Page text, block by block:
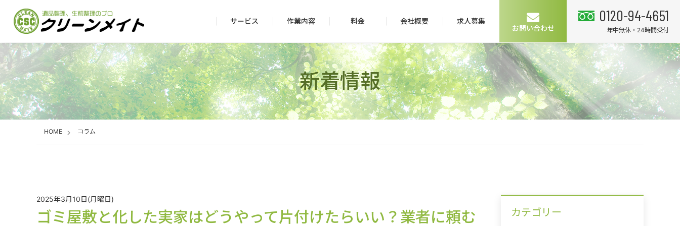
サービス 作業内容 料金 会社概要
求人募集
お問い合わせ
0120-94-4651
年中無休・24時間受付
新着情報
HOME コラム
2025年3月10日(月曜日)
ゴミ屋敷と化した実家はどうやって片付けたらいい？業者に頼む カテゴリー